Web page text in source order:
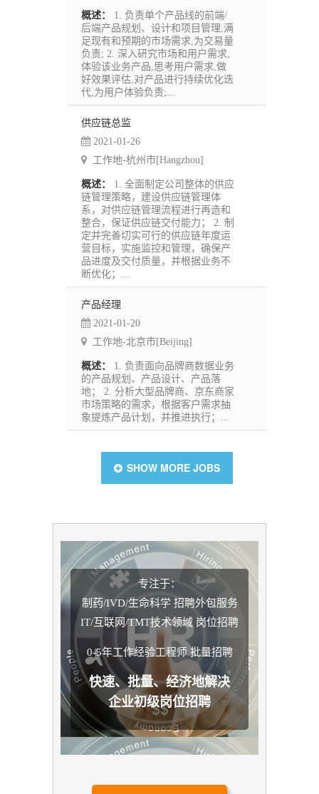
概述：
1. 负责单个产品线的前端/
后端产品规划、设计和项目管理,满
足现有和预期的市场需求,为交易量
负责; 2. 深入研究市场和用户需求,
体验该业务产品,思考用户需求,做
好效果评估,对产品进行持续优化迭
代,为用户体验负责;...
供应链总监
2021-01-26
工作地-杭州市[Hangzhou]
概述：
1. 全面制定公司整体的供应
链管理策略，建设供应链管理体
系，对供应链管理流程进行再造和
整合，保证供应链交付能力； 2. 制
定并完善切实可行的供应链年度运
营目标，实施监控和管理，确保产
品进度及交付质量，并根据业务不
断优化；...
产品经理
2021-01-20
工作地-北京市[Beijing]
概述：
1. 负责面向品牌商数据业务
的产品规划、产品设计、产品落
地； 2. 分析大型品牌商、京东商家
市场策略的需求，根据客户需求抽
象提炼产品计划，并推进执行；...
SHOW MORE JOBS
专注于：
制药/IVD/生命科学 招聘外包服务
IT/互联网/TMT技术领域 岗位招聘
0-5年工作经验工程师 批量招聘
快速、批量、经济地解决
企业初级岗位招聘